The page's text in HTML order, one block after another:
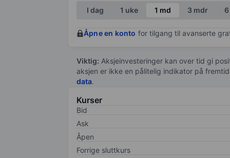
End of interactive chart.
I dag 1 uke 1 md 3 mdr
Åpne en konto for tilgang til avanserte
Viktig: Aksjeinvesteringer kan over tid gi
aksjen er ikke en pålitelig indikator på
data.
Kurser
Bid
Ask
Åpen
Forrige sluttkurs